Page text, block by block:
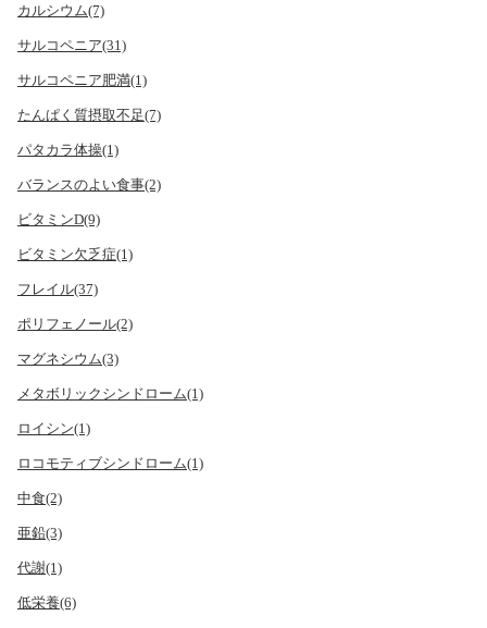
カルシウム(7)
サルコペニア(31)
サルコペニア肥満(1)
たんぱく質摂取不足(7)
パタカラ体操(1)
バランスのよい食事(2)
ビタミンD(9)
ビタミン欠乏症(1)
フレイル(37)
ポリフェノール(2)
マグネシウム(3)
メタボリックシンドローム(1)
ロイシン(1)
ロコモティブシンドローム(1)
中食(2)
亜鉛(3)
代謝(1)
低栄養(6)